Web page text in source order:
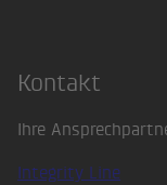
Kontakt
Ihre
Integrity Line